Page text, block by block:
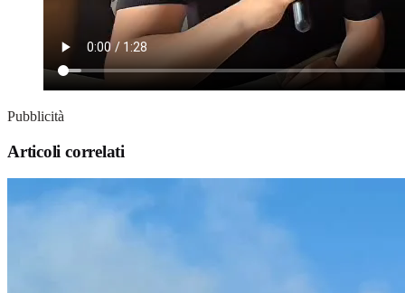
Pubblicità
Articoli correlati